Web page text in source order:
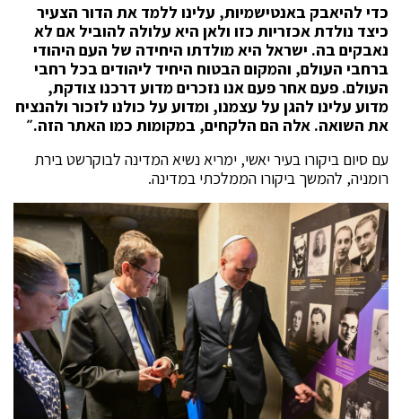
כדי להיאבק באנטישמיות, עלינו ללמד את הדור הצעיר
כיצד נולדת אכזריות כזו ולאן היא עלולה להוביל אם לא
נאבקים בה. ישראל היא מולדתו היחידה של העם היהודי
ברחבי העולם, והמקום הבטוח היחיד ליהודים בכל רחבי
העולם. פעם אחר פעם אנו נזכרים מדוע דרכנו צודקת,
מדוע עלינו להגן על עצמנו, ומדוע על כולנו לזכור ולהנציח
את השואה. אלה הם הלקחים, במקומות כמו האתר הזה.״
עם סיום ביקורו בעיר יאשי, ימריא נשיא המדינה לבוקרשט בירת
רומניה, להמשך ביקורו הממלכתי במדינה.